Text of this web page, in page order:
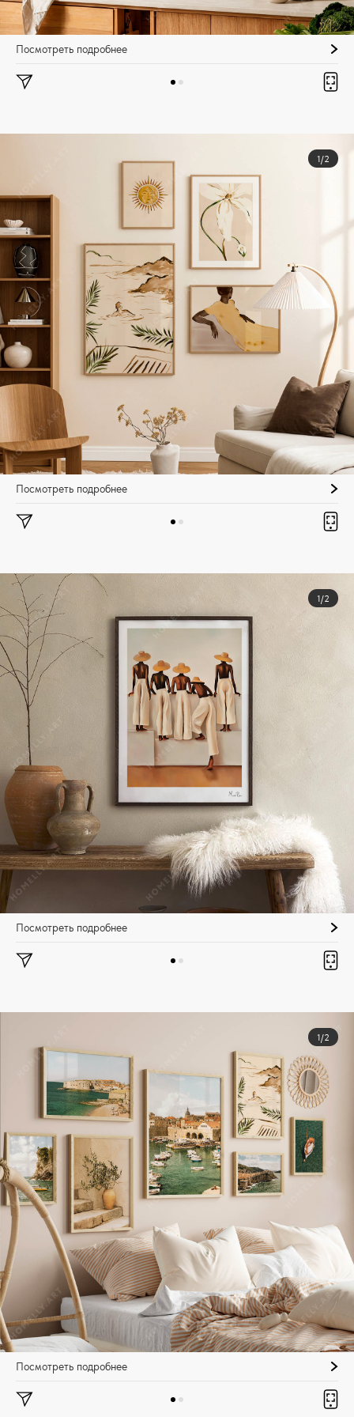
Посмотреть подробнее
1/2
Посмотреть подробнее
1/2
Посмотреть подробнее
1/2
Посмотреть подробнее